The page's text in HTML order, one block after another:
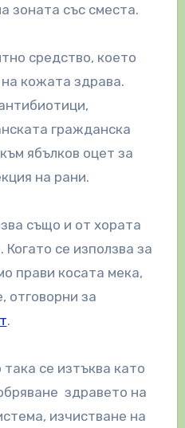
зоната със сместа.
средство, което
кожата здрава.
гражданска
ябълков оцет за
на рани.
също и от хората
Когато се използва за
прави косата мека,
отговорни за
.
се изтъква като
здравето на
изчистване на